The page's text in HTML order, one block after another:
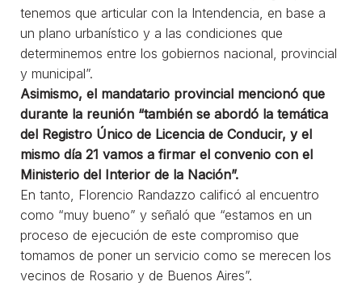
tenemos que articular con la Intendencia, en base a
un plano urbanístico y a las condiciones que
determinemos entre los gobiernos nacional, provincial
y municipal”.
Asimismo, el mandatario provincial mencionó que
durante la reunión “también se abordó la temática
del Registro Único de Licencia de Conducir, y el
mismo día 21 vamos a firmar el convenio con el
Ministerio del Interior de la Nación”.
En tanto, Florencio Randazzo calificó al encuentro
como “muy bueno” y señaló que “estamos en un
proceso de ejecución de este compromiso que
tomamos de poner un servicio como se merecen los
vecinos de Rosario y de Buenos Aires”.